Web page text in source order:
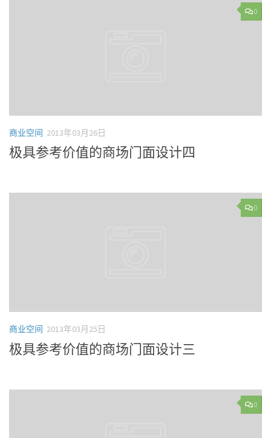
0
商业空间 2013年03月26日
极具参考价值的商场门面设计四
0
商业空间 2013年03月25日
极具参考价值的商场门面设计三
0